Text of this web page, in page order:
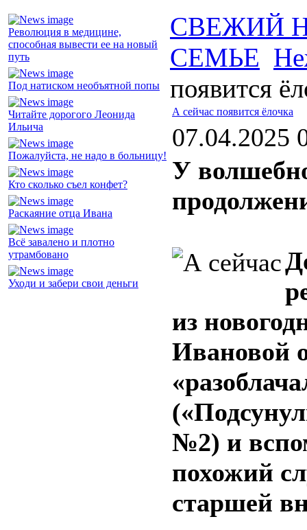
Революция в медицине,
способная вывести ее на новый
путь
Под натиском необъятной попы
Читайте дорогого Леонида
Ильича
Пожалуйста, не надо в больницу!
Кто сколько съел конфет?
Раскаяние отца Ивана
Всё завалено и плотно
утрамбовано
Уходи и забери свои деньги
СВЕЖИЙ
СЕМЬЕ
появится
А сейчас появится ёлочка
07.04.2025
У
из
Ивановой
№2) и
похожий
старшей